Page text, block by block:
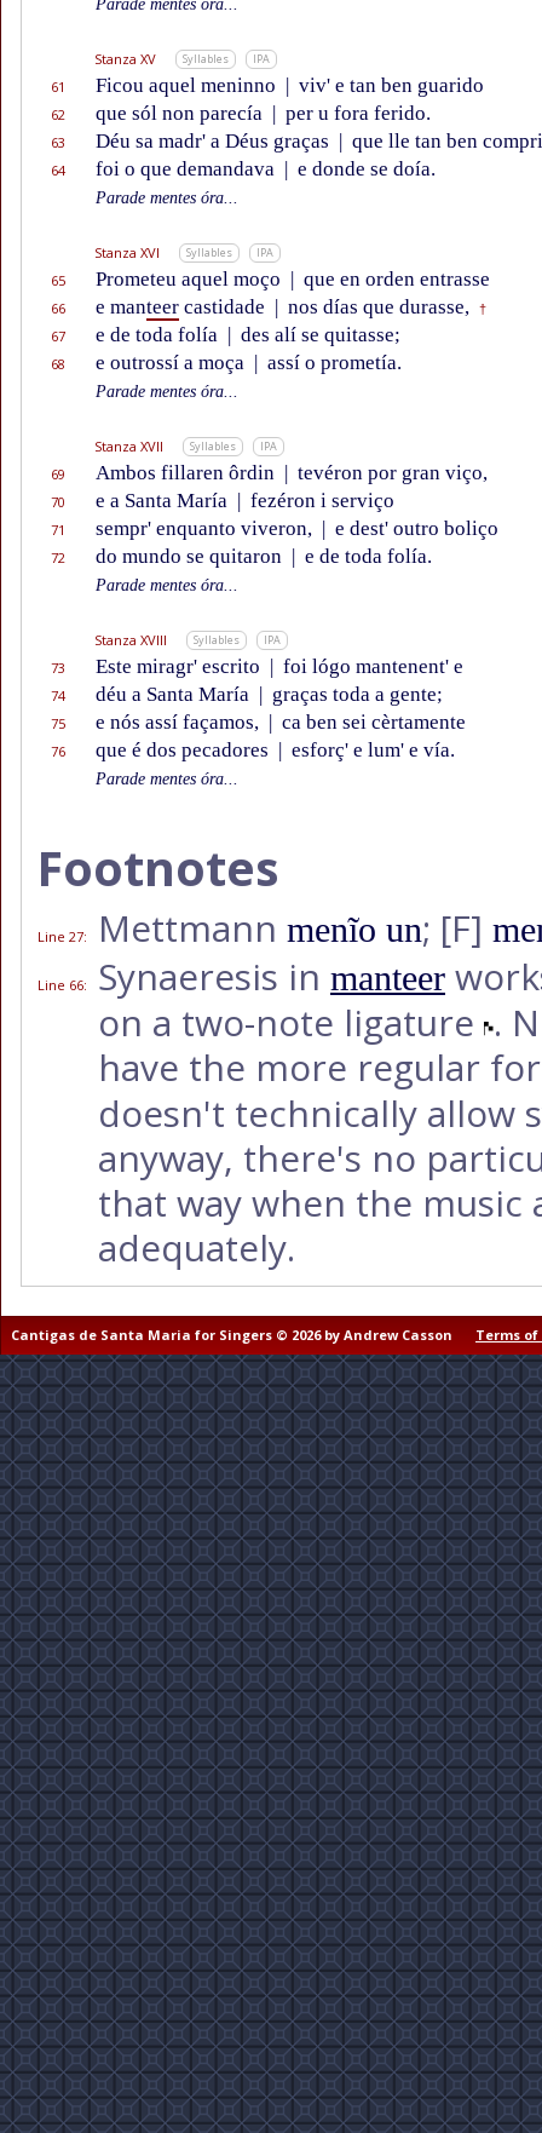
Parade mentes óra...
Stanza XV Syllables IPA
61 Ficou aquel meninno | viv' e tan ben guarido
62 que sól non parecía | per u fora ferido.
63 Déu sa madr' a Déus graças | que lle tan ben
64 foi o que demandava | e donde se doía.
Parade mentes óra...
Stanza XVI Syllables IPA
65 Prometeu aquel moço | que en orden entrasse
66 e manteer castidade | nos días que durasse, †
67 e de toda folía | des alí se quitasse;
68 e outrossí a moça | assí o prometía.
Parade mentes óra...
Stanza XVII Syllables IPA
69 Ambos fillaren ôrdin | tevéron por gran viço,
70 e a Santa María | fezéron i serviço
71 sempr' enquanto viveron, | e dest' outro boliço
72 do mundo se quitaron | e de toda folía.
Parade mentes óra...
Stanza XVIII Syllables IPA
73 Este miragr' escrito | foi lógo mantenent' e
74 déu a Santa María | graças toda a gente;
75 e nós assí façamos, | ca ben sei cèrtamente
76 que é dos pecadores | esforç' e lum' e vía.
Parade mentes óra...
Footnotes
Line 27: Mettmann menĩo un; [F]
Line 66: Synaeresis in manteer
on a two-note ligature .
have the more regular
doesn't technically allow
anyway, there's no
that way when the music
adequately.
Cantigas de Santa Maria for Singers © 2026 by Andrew Casson Terms of